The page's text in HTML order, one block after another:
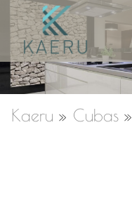
Kaeru » Cubas »